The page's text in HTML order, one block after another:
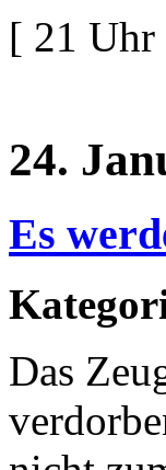
[ 21
24.
Es
Das